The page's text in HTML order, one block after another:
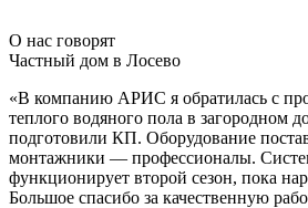
О нас говорят
Частный дом в Лосево
«В компанию АРИС я обратилась с
теплого водяного пола в загородном
подготовили КП. Оборудование
монтажники — профессионалы.
функционирует второй сезон, пока
Большое спасибо за качественную